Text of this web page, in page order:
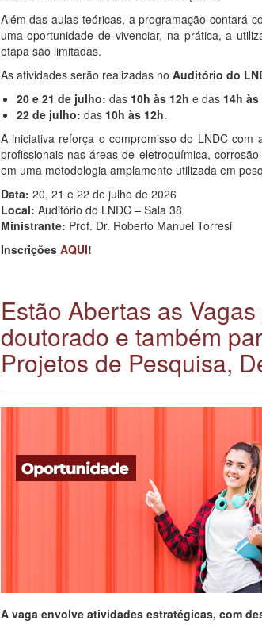
Além das aulas teóricas, a programação contará
uma oportunidade de vivenciar, na prática, a
etapa são limitadas.
As atividades serão realizadas no Auditório do
20 e 21 de julho: das 10h às 12h e das 14h às
22 de julho: das 10h às 12h.
A iniciativa reforça o compromisso do LNDC
profissionais nas áreas de eletroquímica,
em uma metodologia amplamente utilizada em
Data: 20, 21 e 22 de julho de 2026
Local: Auditório do LNDC – Sala 38
Ministrante: Prof. Dr. Roberto Manuel Torresi
Inscrições AQUI!
Estão Abertas as
doutorado e também
Projetos de Pesquisa,
A vaga envolve atividades estratégicas, com